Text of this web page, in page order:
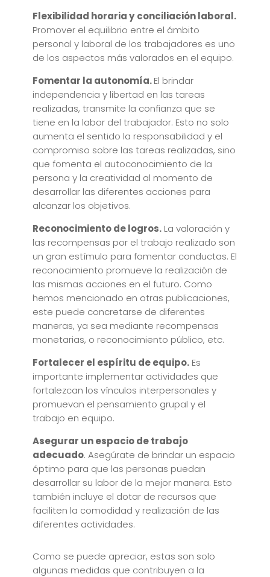
Flexibilidad horaria y conciliación laboral.
Promover el equilibrio entre el ámbito
personal y laboral de los trabajadores es uno
de los aspectos más valorados en el equipo.
Fomentar la autonomía.El brindar
independencia y libertad en las tareas
realizadas, transmite la confianza que se
tiene en la labor del trabajador. Esto no solo
aumenta el sentido la responsabilidad y el
compromiso sobre las tareas realizadas, sino
que fomenta el autoconocimiento de la
persona y la creatividad al momento de
desarrollar las diferentes acciones para
alcanzar los objetivos.
Reconocimiento de logros.La valoración y
las recompensas por el trabajo realizado son
un gran estímulo para fomentar conductas. El
reconocimiento promueve la realización de
las mismas acciones en el futuro. Como
hemos mencionado en otras publicaciones,
este puede concretarse de diferentes
maneras, ya sea mediante recompensas
monetarias, o reconocimiento público, etc.
Fortalecer el espíritu de equipo.Es
importante implementar actividades que
fortalezcan los vínculos interpersonales y
promuevan el pensamiento grupal y el
trabajo en equipo.
Asegurar un espacio de trabajo
adecuado. Asegúrate de brindar un espacio
óptimo para que las personas puedan
desarrollar su labor de la mejor manera. Esto
también incluye el dotar de recursos que
faciliten la comodidad y realización de las
diferentes actividades.
Como se puede apreciar, estas son solo
algunas medidas que contribuyen a la